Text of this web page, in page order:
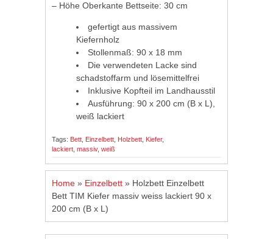
– Höhe Oberkante Bettseite: 30 cm
gefertigt aus massivem
Kiefernholz
Stollenmaß: 90 x 18 mm
Die verwendeten Lacke sind
schadstoffarm und lösemittelfrei
Inklusive Kopfteil im Landhausstil
Ausführung: 90 x 200 cm (B x L),
weiß lackiert
Tags: Bett Einzelbett Holzbett Kiefer,
lackiert massiv, weiß
Home » Einzelbett » Holzbett Einzelbett
Bett TIM Kiefer massiv weiss lackiert 90 x
200 cm (B x L)